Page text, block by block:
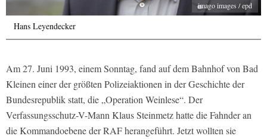
imago images / epd
Hans Leyendecker
Am 27. Juni 1993, einem Sonntag, fand auf dem Bahnhof von Bad
Kleinen einer der größten Polizeiaktionen in der Geschichte der
Bundesrepublik statt, die „Operation Weinlese“. Der
Verfassungsschutz-V-Mann Klaus Steinmetz hatte die Fahnder an
die Kommandoebene der RAF herangeführt. Jetzt wollten sie